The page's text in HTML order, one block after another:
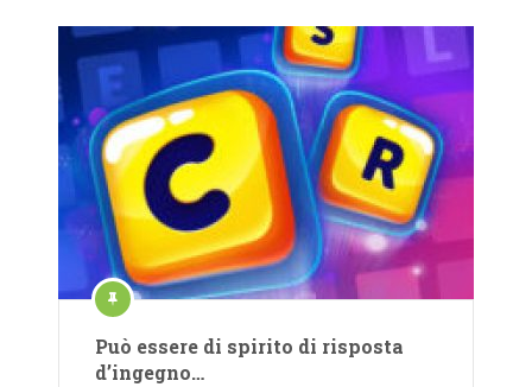
Può essere di spirito di risposta
d’ingegno…